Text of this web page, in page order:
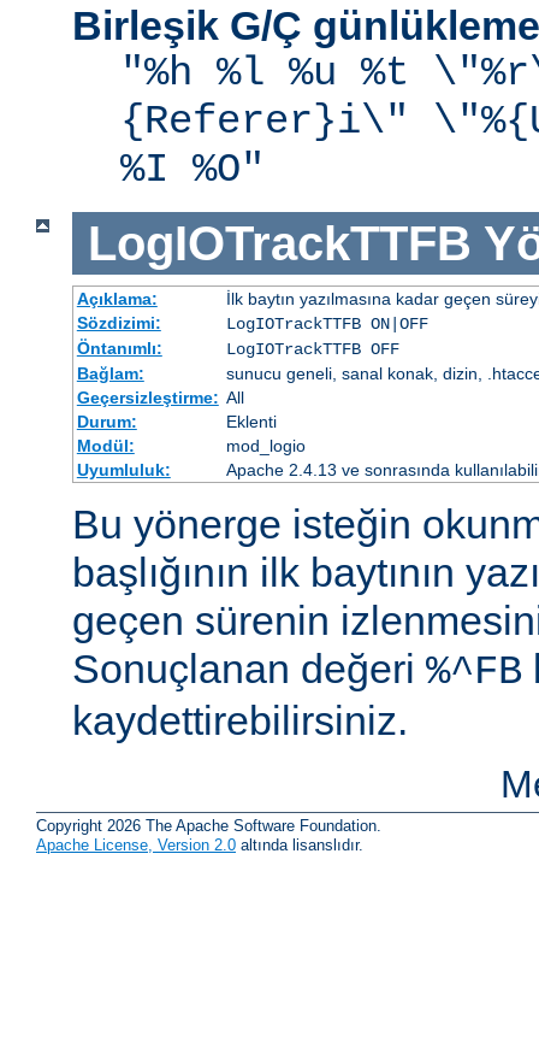
Birleşik G/Ç
"%h %l %u %t
{Referer}i\"
%I %O"
LogIOTrackTTFB
Açıklama:
İlk baytın yazılmasına kadar geçen
Sözdizimi:
LogIOTrackTTFB ON|OFF
Öntanımlı:
LogIOTrackTTFB OFF
Bağlam:
sunucu geneli, sanal konak, dizin,
Geçersizleştirme: All
Durum:
Eklenti
Modül:
mod_logio
Uyumluluk:
Apache 2.4.13 ve sonrasında
Bu yönerge isteğin
başlığının ilk baytının
geçen sürenin izlenmesini
Sonuçlanan değeri %^FB
kaydettirebilirsiniz.
Copyright 2026 The Apache Software Foundation.
Apache License, Version 2.0 altında lisanslıdır.